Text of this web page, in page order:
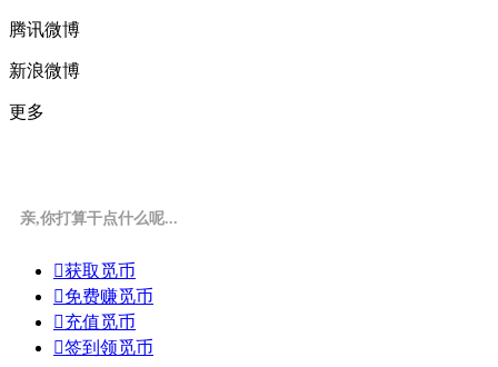
腾讯微博
新浪微博
更多
亲,你打算干点什么呢...
获取觅币
免费赚觅币
充值觅币
签到领觅币